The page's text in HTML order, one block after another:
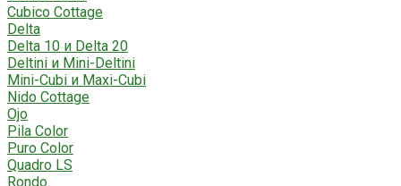
Cubico Cottage
Delta
Delta 10 и Delta 20
Deltini и Mini-Deltini
Mini-Cubi и Maxi-Cubi
Nido Cottage
Ojo
Pila Color
Puro Color
Quadro LS
Rondo